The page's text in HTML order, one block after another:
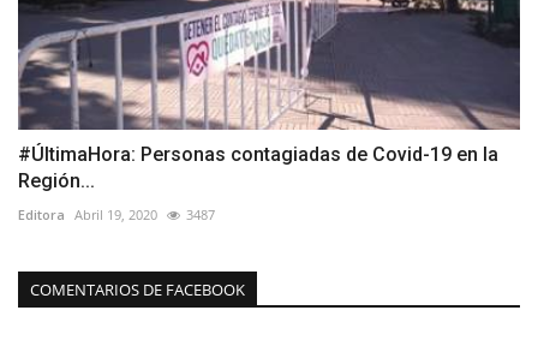
#ÚltimaHora: Personas contagiadas de Covid-19 en la
Región...
Editora Abril 19, 2020 3487
COMENTARIOS DE FACEBOOK